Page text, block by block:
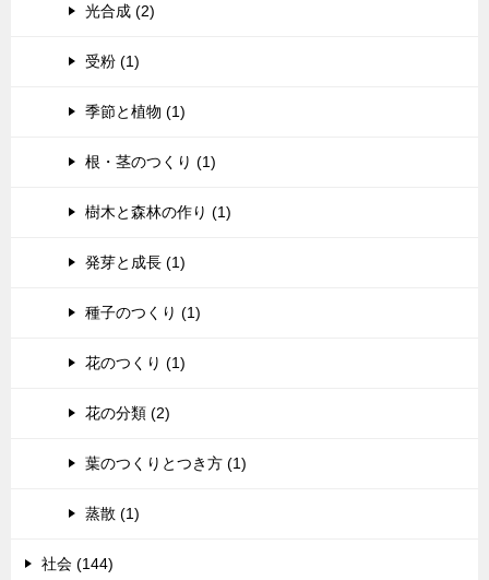
光合成 (2)
受粉 (1)
季節と植物 (1)
根・茎のつくり (1)
樹木と森林の作り (1)
発芽と成長 (1)
種子のつくり (1)
花のつくり (1)
花の分類 (2)
葉のつくりとつき方 (1)
蒸散 (1)
社会 (144)